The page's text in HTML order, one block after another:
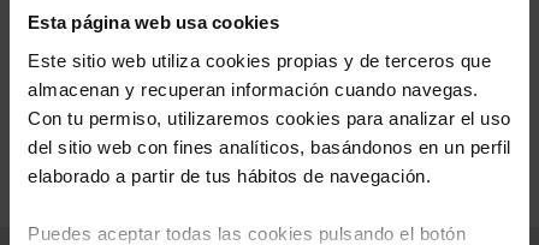
Esta página web usa cookies
Este sitio web utiliza cookies propias y de terceros que
almacenan y recuperan información cuando navegas.
Con tu permiso, utilizaremos cookies para analizar el uso
del sitio web con fines analíticos, basándonos en un perfil
elaborado a partir de tus hábitos de navegación.
Puedes aceptar todas las cookies pulsando el botón